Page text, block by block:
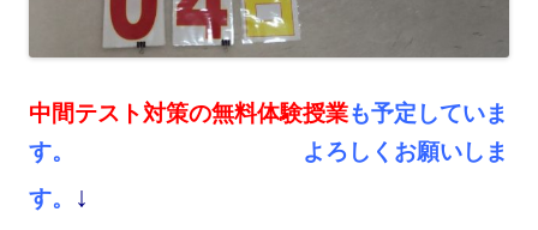
中間テスト対策の無料体験授業も予定していま
す。 よろしくお願いしま
す。
↓